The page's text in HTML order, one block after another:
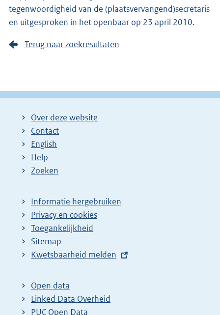
tegenwoordigheid van de (plaatsvervangend)secretaris
en uitgesproken in het openbaar op 23 april 2010.
Terug naar zoekresultaten
Over deze website
Contact
English
Help
Zoeken
Informatie hergebruiken
Privacy en cookies
Toegankelijkheid
Sitemap
E
t
e
r
Kwetsbaarheid melden
Open data
Linked Data Overheid
PUC Open Data